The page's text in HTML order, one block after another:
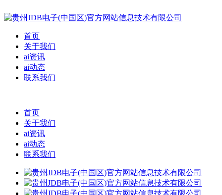
首页
关于我们
ai资讯
ai动态
联系我们
首页
关于我们
ai资讯
ai动态
联系我们